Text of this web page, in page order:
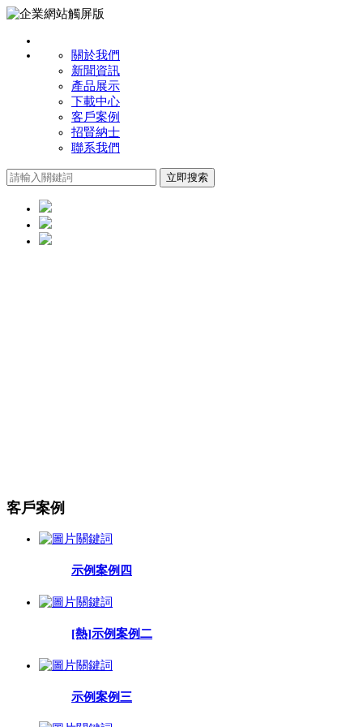
關於我們
新聞資訊
產品展示
下載中心
客戶案例
招賢納士
聯系我們
客戶案例
示例案例四
[熱]示例案例二
示例案例三